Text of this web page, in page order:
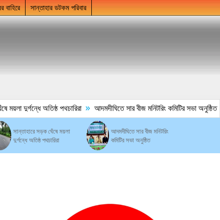
বাহিরে সান্তাহার ডটকম পরিবার
দুর্গন্ধে অতিষ্ঠ পথচারিরা » আদমদীঘিতে সার বীজ মনিটরিং কমিটির সভা অনুষ্ঠিত
সান্তাহারে সড়ক ঘেঁষে ময়লা
দুর্গন্ধে অতিষ্ঠ পথচারিরা
আদমদীঘিতে সার বীজ মনিটরিং
কমিটির সভা অনুষ্ঠিত